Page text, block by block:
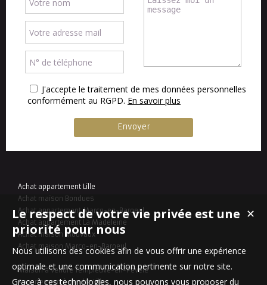
J'accepte le traitement de mes données personnelles
conformément au RGPD. En savoir plus
Achat appartement Lille
Achat maison Bondues
Achat appartement Marcq-en-Baroeul
Achat appartement La Madeleine
Achat maison Mouvaux
Achat maison Marcq-en-Baroeul
Maison à vendre Templeuve-en-Pévèle
Appartement à vendre Lille
✕
Le respect de votre vie privée est une
priorité pour nous
Nous utilisons des cookies afin de vous offrir une expérience
optimale et une communication pertinente sur notre site.
Grace à ces technologies, nous pouvons vous proposer du